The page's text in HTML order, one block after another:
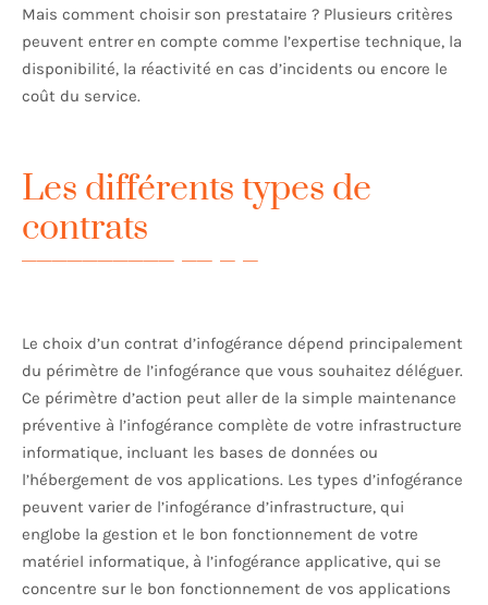
Mais comment choisir son prestataire ? Plusieurs critères
peuvent entrer en compte comme l’expertise technique, la
disponibilité, la réactivité en cas d’incidents ou encore le
coût du service.
Les différents types de
contrats
Le choix d’un contrat d’infogérance dépend principalement
du périmètre de l’infogérance que vous souhaitez déléguer.
Ce périmètre d’action peut aller de la simple maintenance
préventive à l’infogérance complète de votre infrastructure
informatique, incluant les bases de données ou
l’hébergement de vos applications. Les types d’infogérance
peuvent varier de l’infogérance d’infrastructure, qui
englobe la gestion et le bon fonctionnement de votre
matériel informatique, à l’infogérance applicative, qui se
concentre sur le bon fonctionnement de vos applications